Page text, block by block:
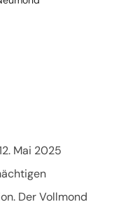
Mai 2025
Der Vollmond